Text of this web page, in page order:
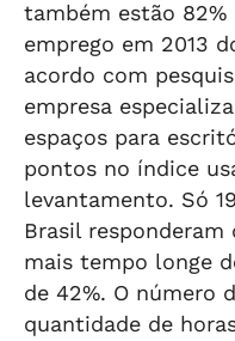
também estão
emprego em 2013
acordo com
empresa
espaços para
pontos no índice
levantamento. Só
Brasil responderam
mais tempo longe
de 42%. O número
quantidade de